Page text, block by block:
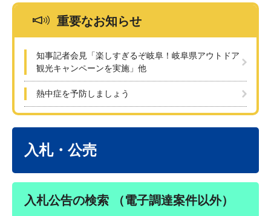
重要なお知らせ
知事記者会見「楽しすぎるぞ岐阜！岐阜県アウトドア
観光キャンペーンを実施」他
熱中症を予防しましょう
入札・公売
入札公告の検索 （電子調達案件以外）